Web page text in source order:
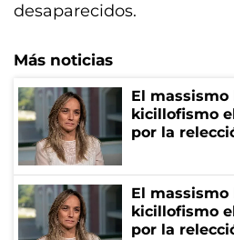
desaparecidos.
Más noticias
El
kicillofismo
por la
El
kicillofismo
por la